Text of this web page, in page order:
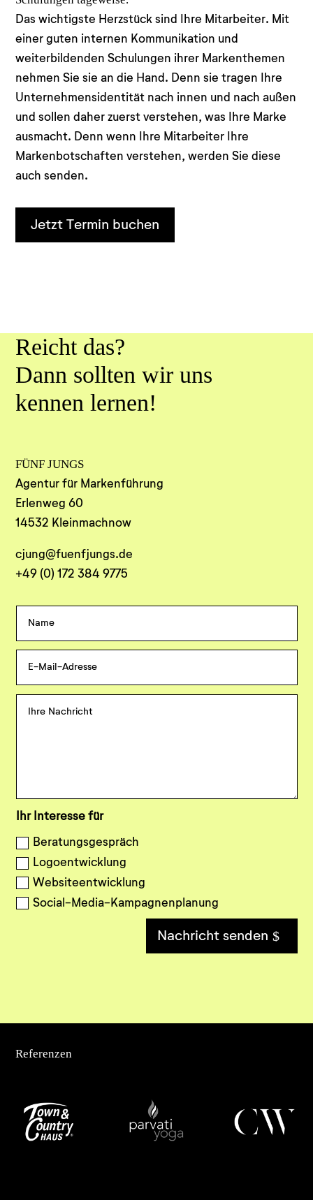
Das wichtigste Herzstück sind Ihre Mitarbeiter. Mit
einer guten internen Kommunikation und
weiterbildenden Schulungen ihrer Markenthemen
nehmen Sie sie an die Hand. Denn sie tragen Ihre
Unternehmensidentität nach innen und nach außen
und sollen daher zuerst verstehen, was Ihre Marke
ausmacht. Denn wenn Ihre Mitarbeiter Ihre
Markenbotschaften verstehen, werden Sie diese
auch senden.
Jetzt Termin buchen
Reicht das?
Dann sollten wir uns
kennen lernen!
FÜNF JUNGS
Agentur für Markenführung
Erlenweg 60
14532 Kleinmachnow
cjung@fuenfjungs.de
+49 (0) 172 384 9775
Ihr Interesse für
Beratungsgespräch
Logoentwicklung
Websiteentwicklung
Social-Media-Kampagnenplanung
Nachricht senden
Referenzen